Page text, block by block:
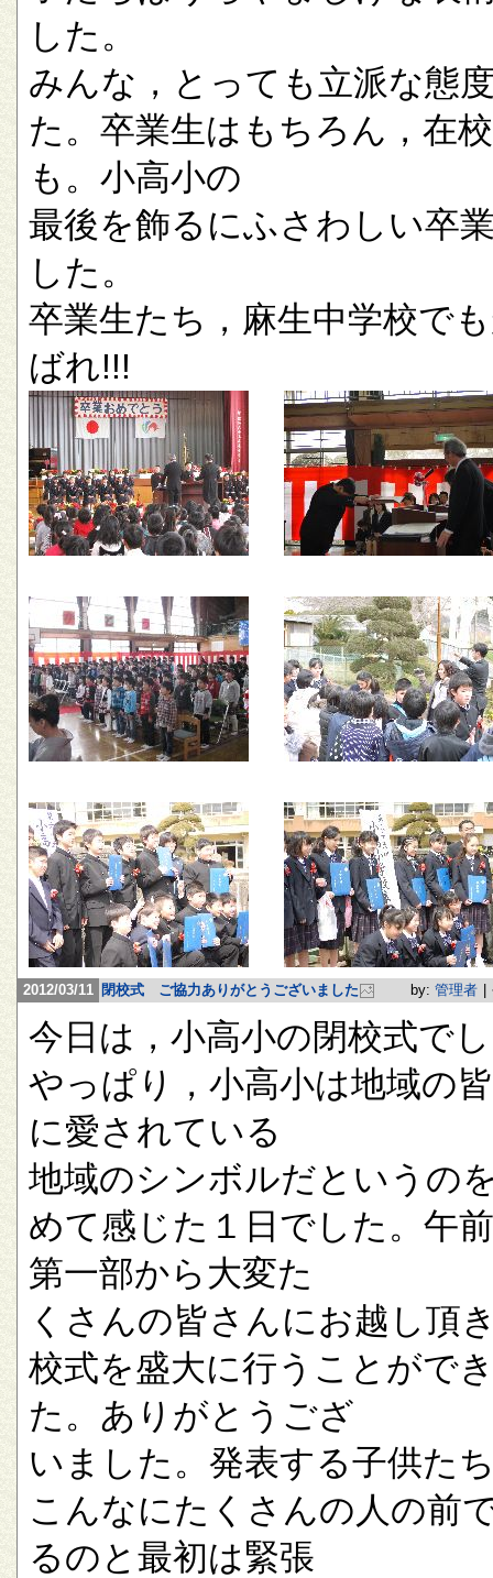
した。
みんな，とっても立派な態
た。卒業生はもちろん，在
も。小高小の
最後を飾るにふさわしい卒
した。
卒業生たち，麻生中学校で
ばれ!!!
2012/03/11 閉校式 ご協力ありがとうございました by: 管理者
今日は，小高小の閉校式で
やっぱり，小高小は地域の
に愛されている
地域のシンボルだというの
めて感じた１日でした。午
第一部から大変た
くさんの皆さんにお越し頂
校式を盛大に行うことがで
た。ありがとうござ
いました。発表する子供た
こんなにたくさんの人の前
るのと最初は緊張